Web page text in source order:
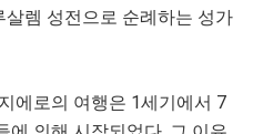
렘 성전으로 순례하는 성가
에로의 여행은 1세기에서 7